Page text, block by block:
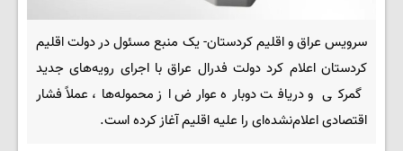
سرویس عراق و اقلیم کردستان- یک منبع مسئول در دولت اقلیم
کردستان اعلام کرد دولت فدرال عراق با اجرای رویه‌های جدید
گمرکی و دریافت دوباره عوارض از محموله‌ها، عملاً فشار
اقتصادی اعلام‌نشده‌ای را علیه اقلیم آغاز کرده است.